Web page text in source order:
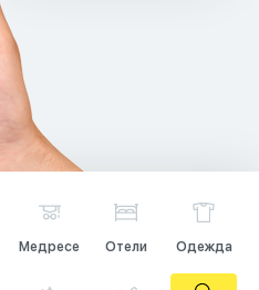
Медресе Отели Одежда